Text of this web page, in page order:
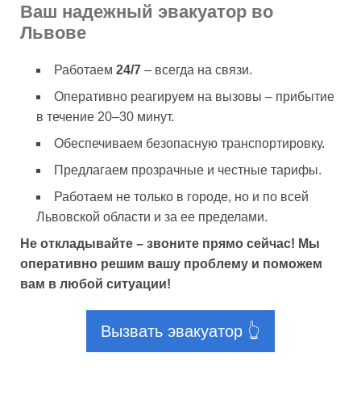
Ваш надежный эвакуатор во
Львове
Работаем 24/7 – всегда на связи.
Оперативно реагируем на вызовы – прибытие
в течение 20–30 минут.
Обеспечиваем безопасную транспортировку.
Предлагаем прозрачные и честные тарифы.
Работаем не только в городе, но и по всей
Львовской области и за ее пределами.
Не откладывайте – звоните прямо сейчас! Мы
оперативно решим вашу проблему и поможем
вам в любой ситуации!
Вызвать эвакуатор 👆